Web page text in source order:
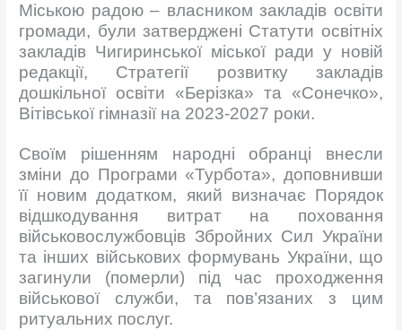
Міською радою – власником закладів освіти
громади, були затверджені Статути освітніх
закладів Чигиринської міської ради у новій
редакції, Стратегії розвитку закладів
дошкільної освіти «Берізка» та «Сонечко»,
Вітівської гімназії на 2023-2027 роки.
Своїм рішенням народні обранці внесли
зміни до Програми «Турбота», доповнивши
її новим додатком, який визначає Порядок
відшкодування витрат на поховання
військовослужбовців Збройних Сил України
та інших військових формувань України, що
загинули (померли) під час проходження
військової служби, та пов’язаних з цим
ритуальних послуг.